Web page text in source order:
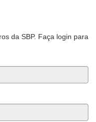
da SBP. Faça login para